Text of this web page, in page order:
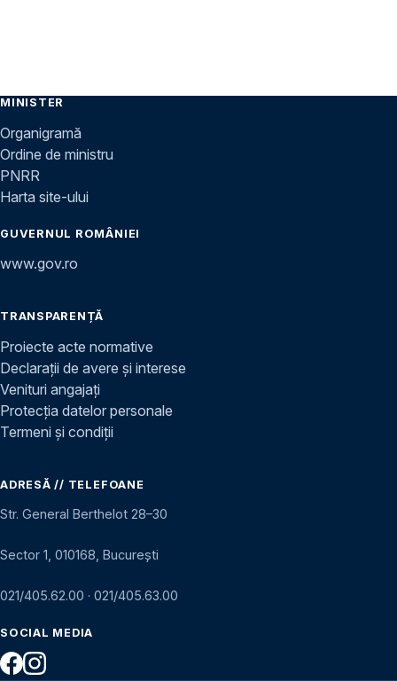
MINISTER
Organigramă
Ordine de ministru
PNRR
Harta site-ului
GUVERNUL ROMÂNIEI
www.gov.ro
TRANSPARENȚĂ
Proiecte acte normative
Declarații de avere și interese
Venituri angajați
Protecția datelor personale
Termeni și condiții
ADRESĂ // TELEFOANE
Str. General Berthelot 28–30
Sector 1, 010168, București
021/405.62.00 · 021/405.63.00
SOCIAL MEDIA